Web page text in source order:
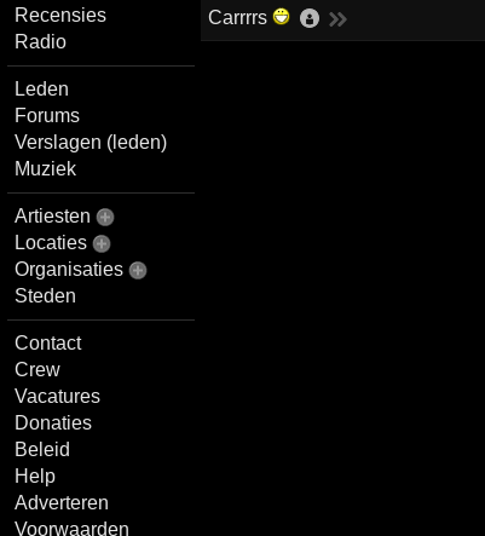
Recensies
Radio
Leden
Forums
Verslagen (leden)
Muziek
Artiesten
Locaties
Organisaties
Steden
Contact
Crew
Vacatures
Donaties
Beleid
Help
Adverteren
Voorwaarden
Carrrrs